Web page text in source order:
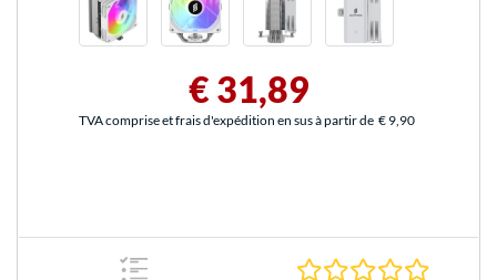
€ 31,89
TVA comprise et frais d'expédition en sus à partir de € 9,90